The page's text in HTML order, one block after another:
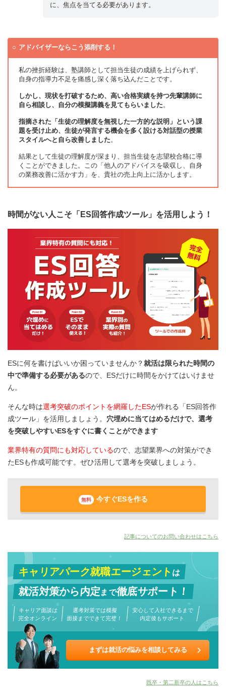
に、焦点を当てる必要があります。
アドバイザーならこう添削する！
私の挫折経験は、塾講師として担当生徒の成績を上げられず、
自身の指導力不足を痛感し深く落ち込んだことです。
しかし、現状を打破するため、高い合格実績を持つ先輩講師に
自ら相談し、自分の模擬講義を見てもらいました。
指摘された「生徒の理解度を無視した一方的な説明」という課
題を受け止め、生徒が発言する機会を多く設ける対話型の授業
スタイルへと自ら改善しました。
結果として生徒の理解度が深まり、担当生徒を志望校合格に導
くことができました。この「他人のアドバイスを吸収し、自身
の業務改善に活かす力」を、貴社の売上向上に活かします。
時間がない人こそ「ES回答作成ツール」を活用しよう！
ESに何を書けばいいか困っていませんか？就活は限られた時間の
中で準備する必要があるので、ESだけに時間をかけてはいけませ
ん。
そんな時は選考突破のポイントを網羅したESが作れる「ES回答作
成ツール」を活用しましょう。 穴埋めに当てはめるだけで、選考
を突破しやすいESをすぐに書くことができます
業界特有の質問にも対応しているので、志望業界への対策ができ
たESも作成可能です。ぜひ活用して選考を突破しましょう。
無料 今すぐESを作る
記事についてのお問い合わせはこちら
キャリアパーク就職エージェントは
就活対策から内定まで徹底サポート！
キャリア面談は
完全オンライン
選考対策では模擬
面接までできて完璧！
安心して入社できるまで
内定後もサポート
まずは就活の悩みを相談してみる
既卒・第二新卒の人はこちら